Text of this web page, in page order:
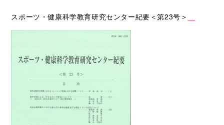
スポーツ・健康科学教育研究センター紀要＜第23号＞